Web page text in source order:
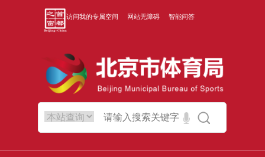
访问我的专属空间 网站无障碍 智能问答